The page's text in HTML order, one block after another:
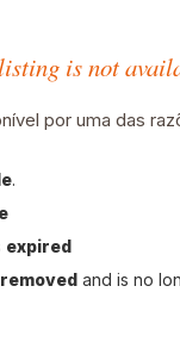
is not
por uma das
.
expired
removed and is no